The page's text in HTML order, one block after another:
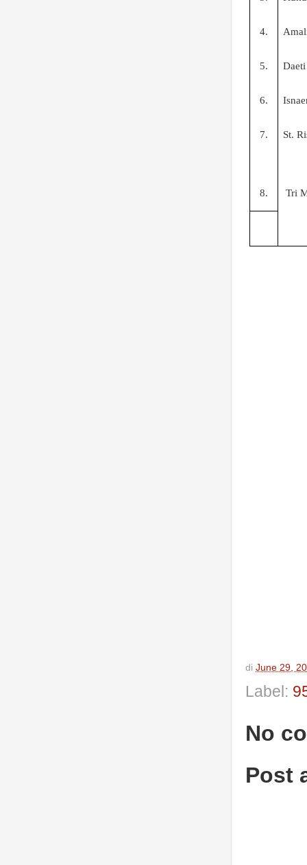
4.
5.
6.
7. St.
8. Tri
di June 29,
Label:
No
Post